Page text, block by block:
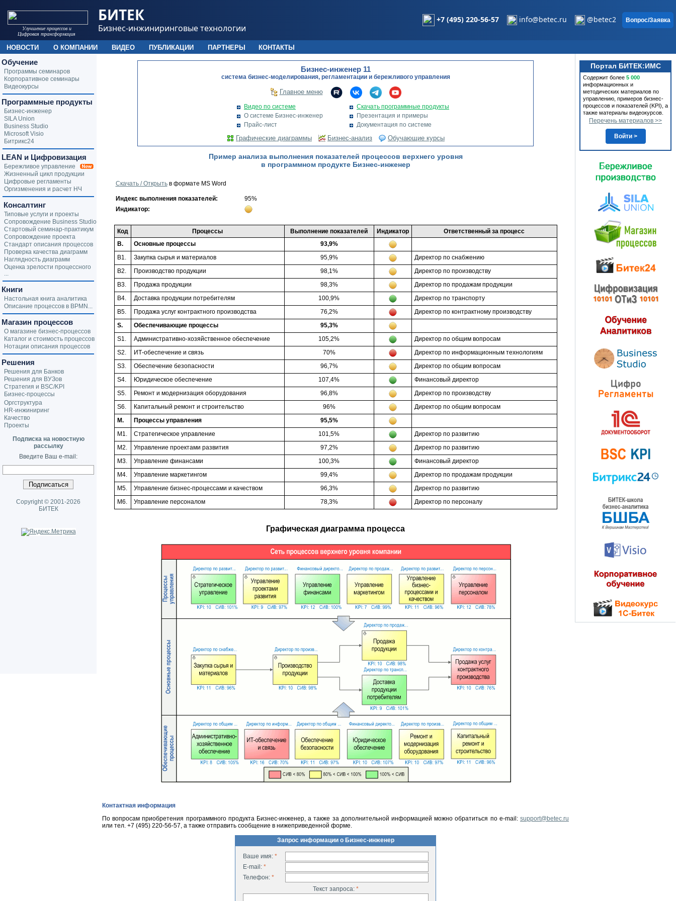
Бизнес-инженер 11
cистема бизнес-моделирования, регламентации и бережливого управления
Главное меню
Видео по системе
О системе Бизнес-инженер
Прайс-лист
Скачать программные продукты
Презентация и примеры
Документация по системе
Графические диаграммы Бизнес-анализ Обучающие курсы
Пример анализа выполнения показателей процессов верхнего уровня
в программном продукте Бизнес-инженер
Скачать / Открытьв формате MS Word
Индекс выполнения показателей:
95%
Индикатор:
Код Процессы Выполнение показателей Индикатор
Ответственный за процесс
B.
Основные процессы
93,9%
B1.
Закупка сырья и материалов 95,9%
Директор по снабжению
B2.
Производство продукции 98,1%
Директор по производству
B3.
Продажа продукции 98,3%
Директор по продажам продукции
B4.
Доставка продукции потребителям 100,9%
Директор по транспорту
B5.
Продажа услуг контрактного производства 76,2%
Директор по контрактному производству
S.
Обеспечивающие процессы
95,3%
S1.
Административно-хозяйственное обеспечение 105,2%
Директор по общим вопросам
S2.
ИТ-обеспечение и связь 70%
Директор по информационным технологиям
S3.
Обеспечение безопасности 96,7%
Директор по общим вопросам
S4.
Юридическое обеспечение 107,4%
Финансовый директор
S5.
Ремонт и модернизация оборудования 96,8%
Директор по производству
S6.
Капитальный ремонт и строительство 96%
Директор по общим вопросам
M.
Процессы управления
95,5%
M1.
Стратегическое управление 101,5%
Директор по развитию
M2.
Управление проектами развития 97,2%
Директор по развитию
M3.
Управление финансами 100,3%
Финансовый директор
M4.
Управление маркетингом 99,4%
Директор по продажам продукции
M5.
Управление бизнес-процессами и качеством 96,3%
Директор по развитию
M6.
Управление персоналом 78,3% Директор по персоналу
Графическая диаграмма процесса
Контактная информация
По вопросам приобретения программного продукта Бизнес-инженер, а также за дополнительной информацией можно обратиться по e-mail:support@betec.ru
или тел. +7 (495) 220-56-57, а также отправить сообщение в нижеприведенной форме.
Запрос информации о Бизнес-инженер
Ваше имя: *
E-mail: *
Телефон: *
Текст запроса: *
Портал БИТЕК:ИМС
Содержит более 5 000
информационных и
методических материалов по
управлению, примеров бизнес-
процессов и показателей (KPI), а
также материалы видеокурсов.
Перечень материалов >>
Войти >
Обучение
Программы семинаров
Корпоративное семинары
Видеокурсы
Программные продукты
Бизнес-инженер
SILA Union
Business Studio
Microsoft Visio
Битрикс24
LEAN и Цифровизация
Бережливое управление
Жизненный цикл продукции
Цифровые регламенты
Оргизменения и расчет НЧ
Консалтинг
Типовые услуги и проекты
Сопровождение Business Studio
Стартовый семинар-практикум
Сопровождение проекта
Стандарт описания процессов
Проверка качества диаграмм
Наглядность диаграмм
Оценка зрелости процессного
...
Книги
Настольная книга аналитика
Описание процессов в BPMN...
Магазин процессов
О магазине бизнес-процессов
Каталог и стоимость процессов
Нотации описания процессов
Решения
Решения для Банков
Решения для ВУЗов
Стратегия и BSC/KPI
Бизнес-процессы
Оргструктура
HR-инжиниринг
Качество
Проекты
Подписка на новостную
рассылку
Введите Ваш e-mail:
Copyright © 2001-2026
БИТЕК
Улучшение процессов и
Цифровая трансформация
БИТЕК
Бизнес-инжиниринговые технологии
+7 (495) 220-56-57 info@betec.ru @betec2 Вопрос/Заявка
НОВОСТИ О КОМПАНИИ ВИДЕО ПУБЛИКАЦИИ ПАРТНЕРЫ КОНТАКТЫ